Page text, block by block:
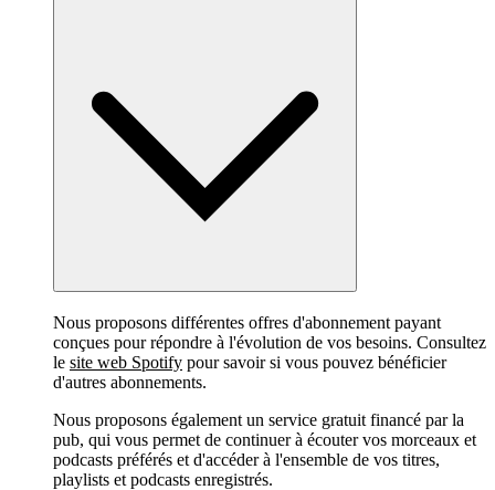
Nous proposons différentes offres d'abonnement payant
conçues pour répondre à l'évolution de vos besoins. Consultez
le site web Spotify pour savoir si vous pouvez bénéficier
d'autres abonnements.
Nous proposons également un service gratuit financé par la
pub, qui vous permet de continuer à écouter vos morceaux et
podcasts préférés et d'accéder à l'ensemble de vos titres,
playlists et podcasts enregistrés.